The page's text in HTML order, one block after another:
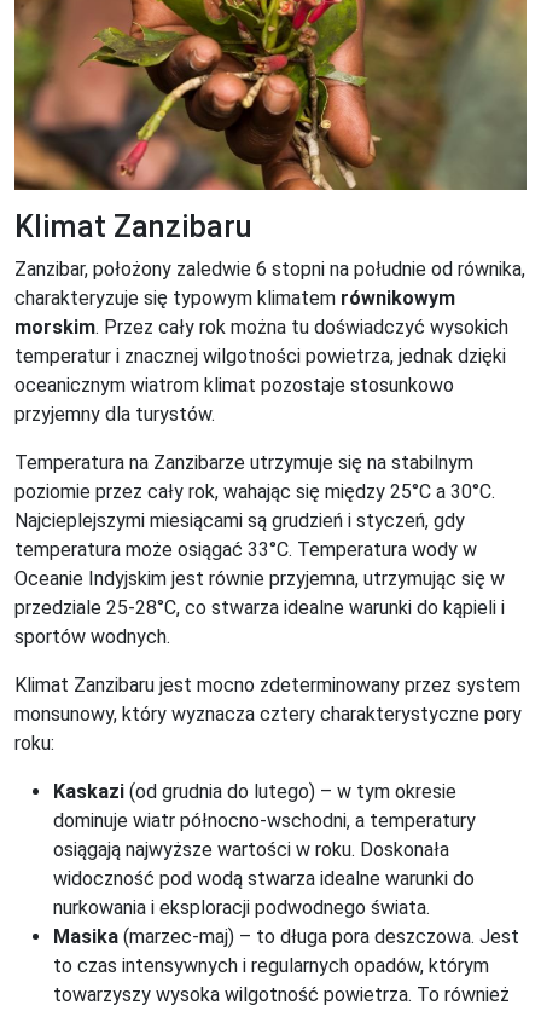
Klimat Zanzibaru
Zanzibar, położony zaledwie 6 stopni na południe od równika,
charakteryzuje się typowym klimatem równikowym
morskim. Przez cały rok można tu doświadczyć wysokich
temperatur i znacznej wilgotności powietrza, jednak dzięki
oceanicznym wiatrom klimat pozostaje stosunkowo
przyjemny dla turystów.
Temperatura na Zanzibarze utrzymuje się na stabilnym
poziomie przez cały rok, wahając się między 25°C a 30°C.
Najcieplejszymi miesiącami są grudzień i styczeń, gdy
temperatura może osiągać 33°C. Temperatura wody w
Oceanie Indyjskim jest równie przyjemna, utrzymując się w
przedziale 25-28°C, co stwarza idealne warunki do kąpieli i
sportów wodnych.
Klimat Zanzibaru jest mocno zdeterminowany przez system
monsunowy, który wyznacza cztery charakterystyczne pory
roku:
Kaskazi (od grudnia do lutego) – w tym okresie
dominuje wiatr północno-wschodni, a temperatury
osiągają najwyższe wartości w roku. Doskonała
widoczność pod wodą stwarza idealne warunki do
nurkowania i eksploracji podwodnego świata.
Masika (marzec-maj) – to długa pora deszczowa. Jest
to czas intensywnych i regularnych opadów, którym
towarzyszy wysoka wilgotność powietrza. To również